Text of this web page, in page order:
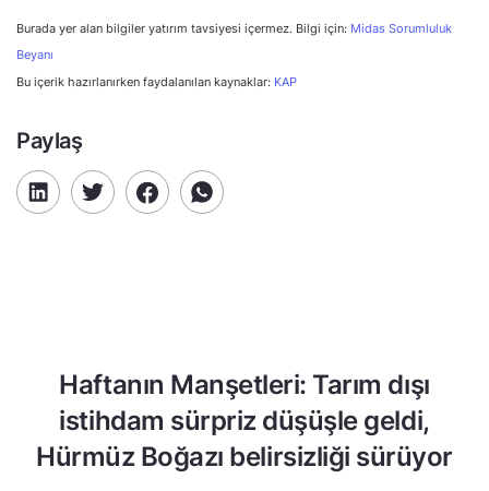
Burada yer alan bilgiler yatırım tavsiyesi içermez. Bilgi için: Midas Sorumluluk
Beyanı
Bu içerik hazırlanırken faydalanılan kaynaklar: KAP
Paylaş
Haftanın Manşetleri: Tarım dışı
istihdam sürpriz düşüşle geldi,
Hürmüz Boğazı belirsizliği sürüyor